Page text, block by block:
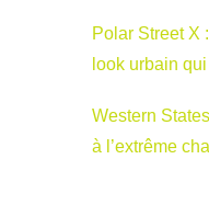
Polar Street X
look urbain
Western
à l’extrême